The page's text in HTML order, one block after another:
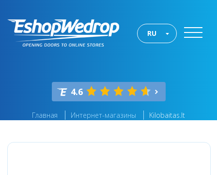
RU
4.6
Главная Интернет-магазины Kilobaitas.lt